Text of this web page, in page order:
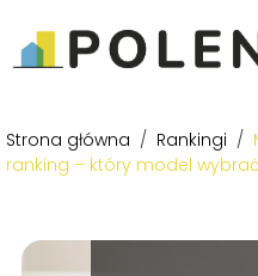
Strona główna / Rankingi /
ranking – który model